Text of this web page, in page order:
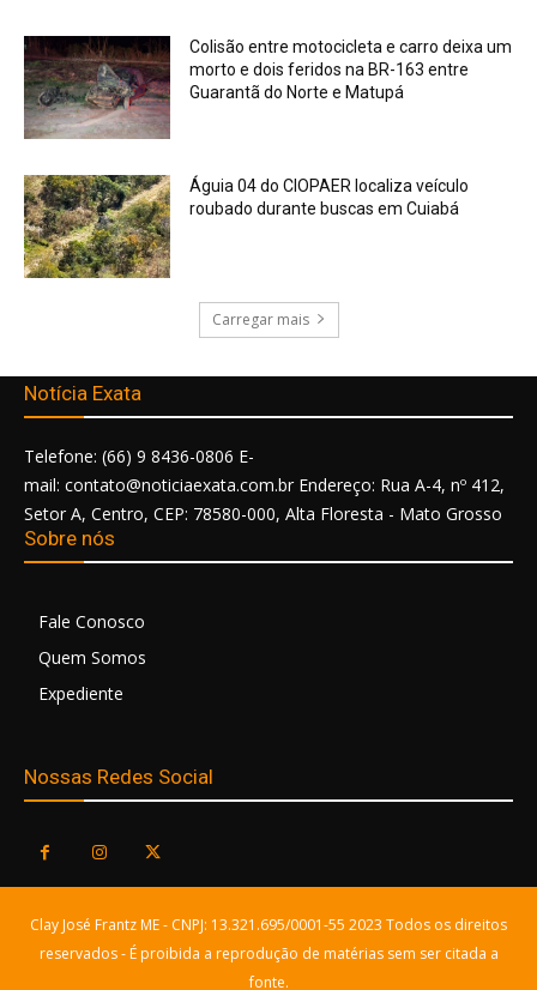
Colisão entre motocicleta e carro deixa um
morto e dois feridos na BR-163 entre
Guarantã do Norte e Matupá
Águia 04 do CIOPAER localiza veículo
roubado durante buscas em Cuiabá
Carregar mais
Notícia Exata
Telefone: (66) 9 8436-0806 E-
mail: contato@noticiaexata.com.br Endereço: Rua A-4, nº 412,
Setor A, Centro, CEP: 78580-000, Alta Floresta - Mato Grosso
Sobre nós
Fale Conosco
Quem Somos
Expediente
Nossas Redes Social
Clay José Frantz ME - CNPJ: 13.321.695/0001-55 2023 Todos os direitos
reservados - É proibida a reprodução de matérias sem ser citada a
fonte.